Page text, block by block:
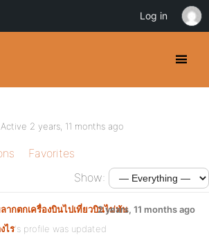
Active 2 years, 11 months ago
Favorites
Show:
ากตกเครื่องบินไปเที่ยวบินไม่ทัน
ไร's profile was updated
2 years, 11 months ago
Log in